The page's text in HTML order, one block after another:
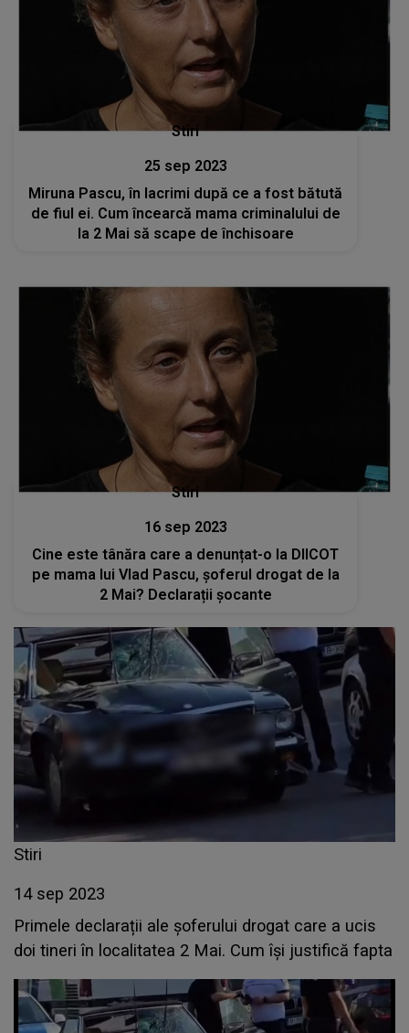
Stiri
25 sep 2023
Miruna Pascu, în lacrimi după ce a fost bătută
de fiul ei. Cum încearcă mama criminalului de
la 2 Mai să scape de închisoare
Stiri
16 sep 2023
Cine este tânăra care a denunțat-o la DIICOT
pe mama lui Vlad Pascu, șoferul drogat de la
2 Mai? Declarații șocante
Stiri
14 sep 2023
Primele declarații ale șoferului drogat care a ucis
doi tineri în localitatea 2 Mai. Cum își justifică fapta